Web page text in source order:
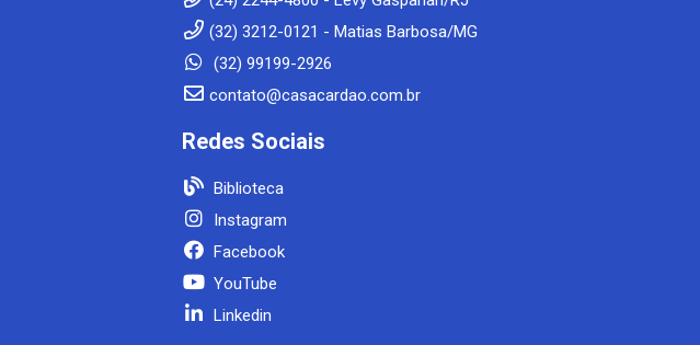
(32) 3212-0121 - Matias Barbosa/MG
(32) 99199-2926
contato@casacardao.com.br
Redes Sociais
Biblioteca
Instagram
Facebook
YouTube
Linkedin